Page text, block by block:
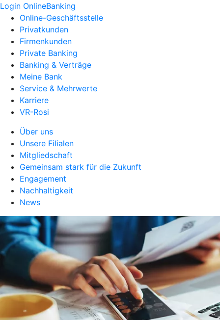
Login OnlineBanking
Online-Geschäftsstelle
Privatkunden
Firmenkunden
Private Banking
Banking & Verträge
Meine Bank
Service & Mehrwerte
Karriere
VR-Rosi
Über uns
Unsere Filialen
Mitgliedschaft
Gemeinsam stark für die Zukunft
Engagement
Nachhaltigkeit
News